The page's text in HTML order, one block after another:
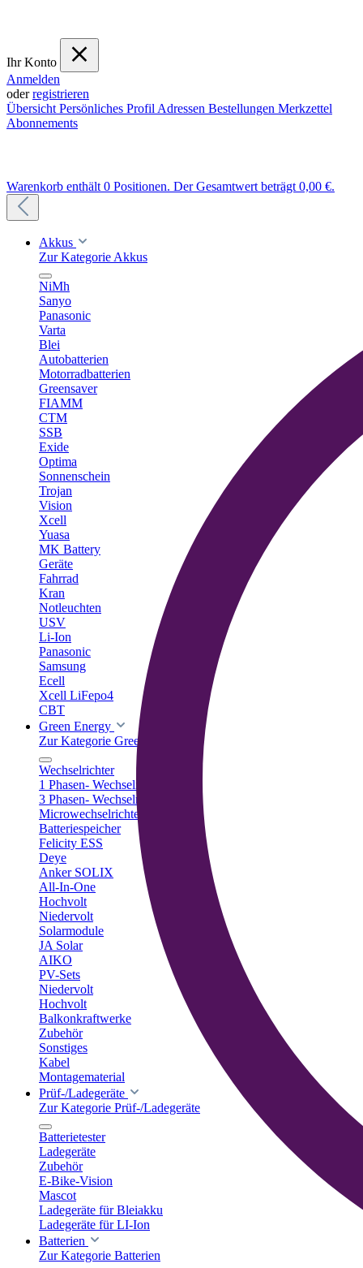
Ihr Konto
Anmelden
oderregistrieren
Übersicht Persönliches Profil Adressen Bestellungen Merkzettel
Abonnements
Warenkorb enthält 0 Positionen. Der Gesamtwert beträgt 0,00 €.
Akkus
Zur Kategorie Akkus
NiMh
Sanyo
Panasonic
Varta
Blei
Autobatterien
Motorradbatterien
Greensaver
FIAMM
CTM
SSB
Exide
Optima
Sonnenschein
Trojan
Vision
Xcell
Yuasa
MK Battery
Geräte
Fahrrad
Kran
Notleuchten
USV
Li-Ion
Panasonic
Samsung
Ecell
Xcell LiFepo4
CBT
Green Energy
Zur Kategorie Green Energy
Wechselrichter
1 Phasen- Wechselrichter
3 Phasen- Wechselrichter
Microwechselrichter
Batteriespeicher
Felicity ESS
Deye
Anker SOLIX
All-In-One
Hochvolt
Niedervolt
Solarmodule
JA Solar
AIKO
PV-Sets
Niedervolt
Hochvolt
Balkonkraftwerke
Zubehör
Sonstiges
Kabel
Montagematerial
Prüf-/Ladegeräte
Zur Kategorie Prüf-/Ladegeräte
Batterietester
Ladegeräte
Zubehör
E-Bike-Vision
Mascot
Ladegeräte für Bleiakku
Ladegeräte für LI-Ion
Batterien
Zur Kategorie Batterien